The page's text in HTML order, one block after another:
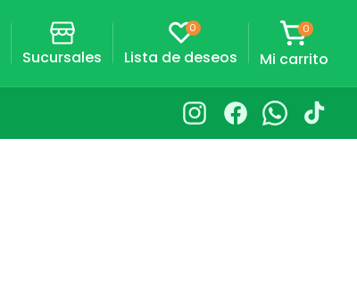
Sucursales
0
Lista de deseos
Carrito
0
0
artículos
Mi carrito
InstagramFacebookWhatsapp
TikTok